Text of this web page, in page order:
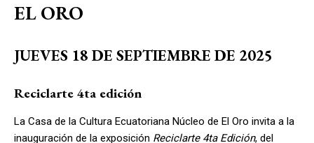
EL ORO
JUEVES 18 DE SEPTIEMBRE DE 2025
Reciclarte 4ta edición
La Casa de la Cultura Ecuatoriana Núcleo de El Oro invita a la
inauguración de la exposición Reciclarte 4ta Edición, del